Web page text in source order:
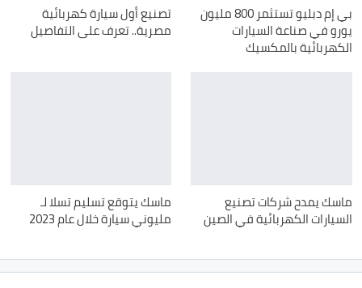
بي إم دبليو تستثمر 800 مليون
يورو في صناعة السيارات
الكهربائية بالمكسيك
تصنيع أول سيارة كهربائية
مصرية.. تعرف على التفاصيل
ماسك يمدح شركات تصنيع
السيارات الكهربائية في الصين
ماسك يتوقع تسليم تسلا لـ
مليوني سيارة خلال عام 2023